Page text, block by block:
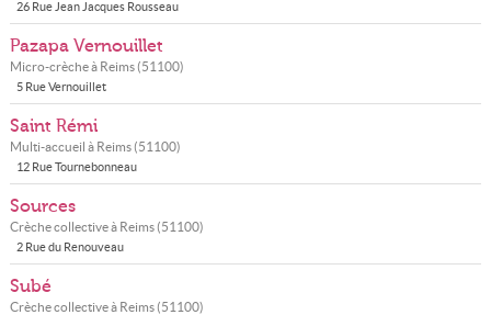
26 Rue Jean Jacques Rousseau
Pazapa Vernouillet
Micro-crèche à Reims(51100)
5 Rue Vernouillet
Saint Rémi
Multi-accueil à Reims(51100)
12 Rue Tournebonneau
Sources
Crèche collective à Reims(51100)
2 Rue du Renouveau
Subé
Crèche collective à Reims(51100)